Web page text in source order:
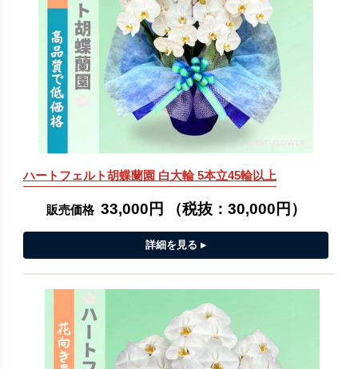
ハートフェルト胡蝶蘭園 白大輪 5本立45輪以上
販売価格 33,000円 （税抜： 30,000円 ）